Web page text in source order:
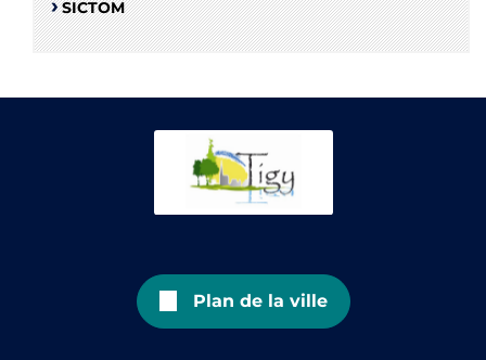
SICTOM
Plan de la ville